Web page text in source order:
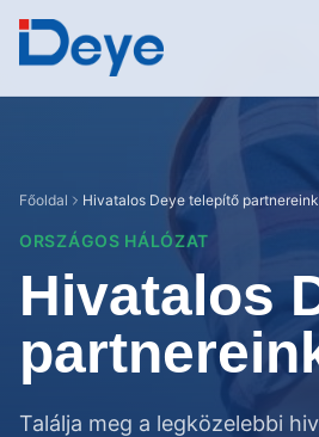
Főoldal Hivatalos Deye telepítő partnereink
ORSZÁGOS HÁLÓZAT
Hivatalos
Találja meg a legközelebbi